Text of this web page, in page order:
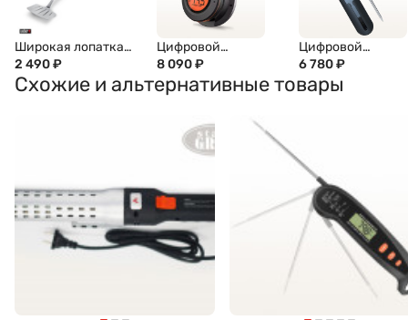
Широкая лопатка
для гриля WEBER
2 490₽
Цифровой
термометр Model 4,
четырехканальный,
2 термощупа, BT
8 090₽
Цифровой
термометр Model
беспроводной,
зарядным
6 780₽
Схожие и альтернативные товары